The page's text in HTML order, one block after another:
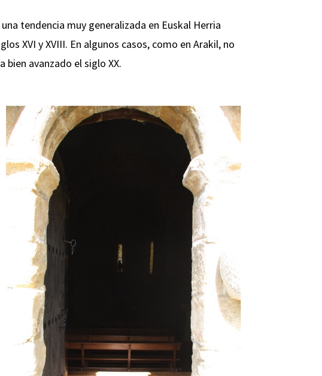
tendencia muy generalizada en Euskal Herria
XVI y XVIII. En algunos casos, como en Arakil, no
avanzado el siglo XX.